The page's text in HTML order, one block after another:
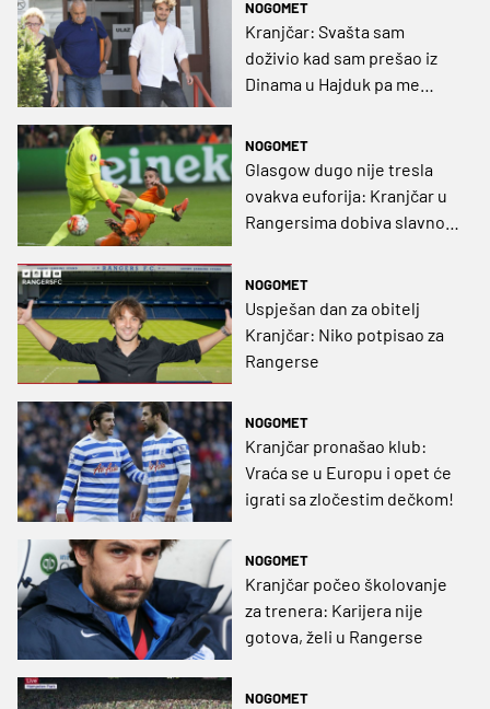
NOGOMET
Kranjčar: Svašta sam
doživio kad sam prešao iz
Dinama u Hajduk pa me
neće iznenaditi
NOGOMET
Glasgow dugo nije tresla
ovakva euforija: Kranjčar u
Rangersima dobiva slavnog
NOGOMET
Uspješan dan za obitelj
Kranjčar: Niko potpisao za
Rangerse
NOGOMET
Kranjčar pronašao klub:
Vraća se u Europu i opet će
igrati sa zločestim dečkom!
NOGOMET
Kranjčar počeo školovanje
za trenera: Karijera nije
gotova, želi u Rangerse
NOGOMET